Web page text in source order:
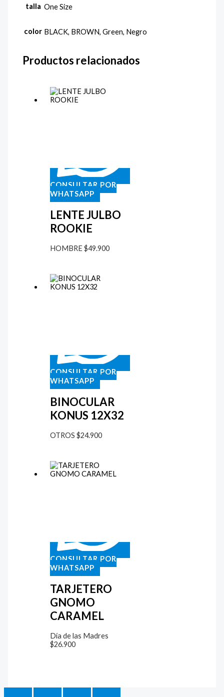
talla One Size
color BLACK, BROWN, Green, Negro
Productos relacionados
CONSULTAR POR
WHATSAPP
LENTE JULBO
ROOKIE
HOMBRE $49.900
CONSULTAR POR
WHATSAPP
BINOCULAR
KONUS 12X32
OTROS $24.900
CONSULTAR POR
WHATSAPP
TARJETERO
GNOMO
CARAMEL
Día de las Madres
$26.900